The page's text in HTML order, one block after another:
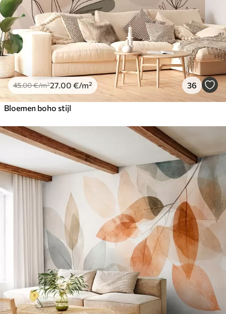
45.00€/m²27 .00 €/m² 36
Bloemen boho stijl